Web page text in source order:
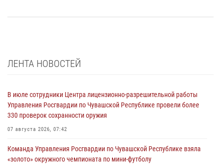
ЛЕНТА НОВОСТЕЙ
В июле сотрудники Центра лицензионно-разрешительной работы
Управления Росгвардии по Чувашской Республике провели более
330 проверок сохранности оружия
07 августа 2026, 07:42
Команда Управления Росгвардии по Чувашской Республике взяла
«золото» окружного чемпионата по мини-футболу